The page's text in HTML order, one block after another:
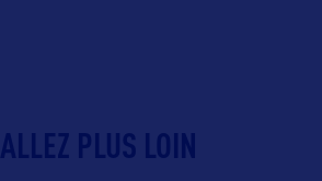
ALLEZ PLUS LOIN